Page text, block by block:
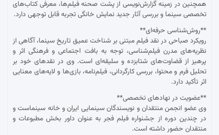
همچنین در زمینه گزارش‌نویسی از پشت صحنه فیلم‌ها، معرفی کتاب‌های
تخصصی سینما و بررسی آثار جدید نمایش خانگی تجربه قابل توجهی دارد.
**روش‌شناسی حرفه‌ای**
رویکرد صباحی در نقد فیلم مبتنی بر شناخت عمیق تاریخ سینما، آگاهی از
نظریه‌های مدرن فیلم‌شناسی، توجه به بافت اجتماعی و فرهنگی اثر و
پرهیز از قضاوت‌های شتابزده و سلیقه‌ای است. وی در نقدهای خود بر
تحلیل فرم و محتوا، بررسی کارگردانی، فیلم‌نامه، بازی‌ها و لایه‌های معنایی
اثر تأکید دارد.
**عضویت در نهادهای تخصصی**
وی عضو انجمن منتقدان و نویسندگان سینمایی ایران و خانه سینماست و
در چندین دوره از جشنواره فیلم فجر به عنوان داور بخش مطبوعات و
منتقدان حضور داشته است.